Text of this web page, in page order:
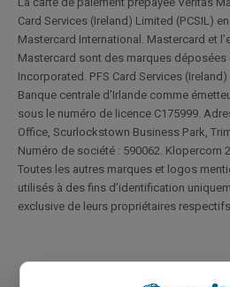
Card Services (Ireland) Limited (PCSIL)
Mastercard International. Mastercard et
Mastercard sont des marques
Incorporated. PFS Card Services
Banque centrale d’Irlande comme
sous le numéro de licence C175999.
Office, Scurlockstown Business Park,
Numéro de société : 590062. Klopercom
Toutes les autres marques et logos
utilisés à des fins d’identification
exclusive de leurs propriétaires